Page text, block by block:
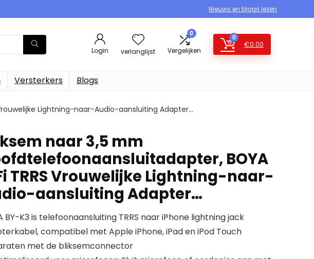
Nieuws en blogs lezen
Login verlanglijst
0
Vergelijken
0
€0.00
Versterkers Blogs
Lightning-naar-Audio-aansluiting Adapter…
naar 3,5 mm
BOYA
TRRS Vrouwelijke Lightning-naar-
aansluiting Adapter…
BY-K3 is telefoonaansluiting TRRS naar iPhone lightning jack
compatibel met Apple iPhone, iPad en iPod Touch
met de bliksemconnector